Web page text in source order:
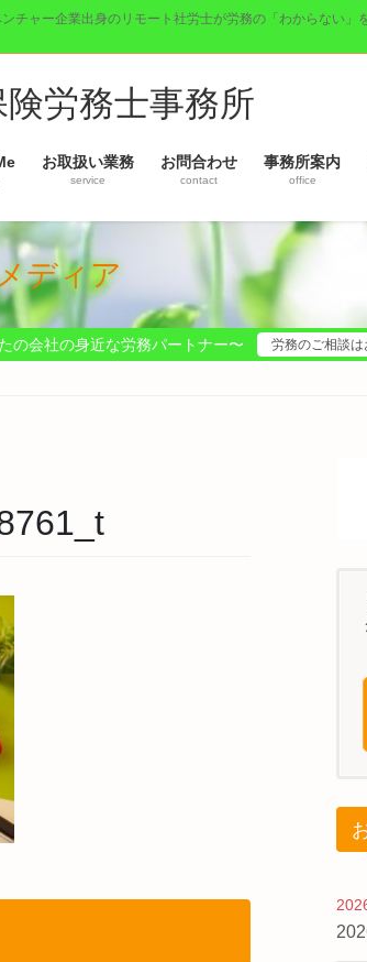
チャー企業出身のリモート社労士が労務の「わからない」
労務士事務所
お取扱い業務
service
お問合わせ
contact
事務所案内
office
ディア
の会社の身近な労務パートナー〜 労務のご相談は